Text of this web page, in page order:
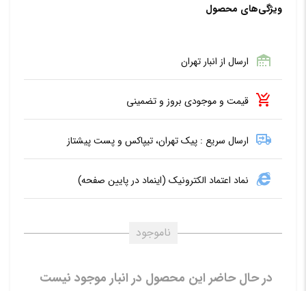
ویژگی‌های محصول
ارسال از انبار تهران
قیمت و موجودی بروز و تضمینی
ارسال سریع : پیک تهران، تیپاکس و پست پیشتاز
نماد اعتماد الکترونیک (اینماد در پایین صفحه)
ناموجود
در حال حاضر این محصول در انبار موجود نیست